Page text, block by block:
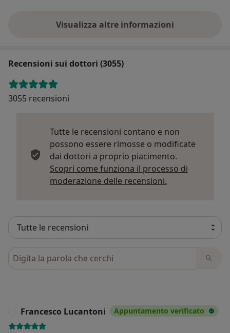
Visualizza altre informazioni
Recensioni sui dottori (3055)
3055 recensioni
Tutte le recensioni contano e non
possono essere rimosse o modificate
dai dottori a proprio piacimento.
Scopri come funziona il processo di
moderazione delle recensioni.
Cerca nelle recensioni
Francesco Lucantoni Appuntamento verificato